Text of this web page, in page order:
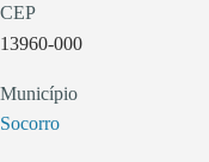
CEP
13960-000
Município
Socorro